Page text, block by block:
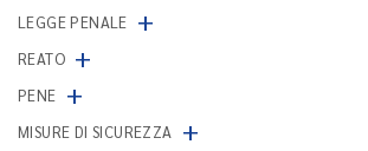
LEGGE PENALE +
REATO +
PENE +
MISURE DI SICUREZZA +